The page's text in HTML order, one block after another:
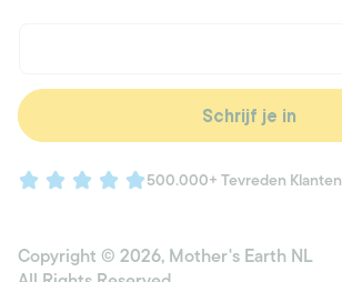
E‑mail
Schrijf je in
500.000+ Tevreden Klanten
Copyright © 2026,Mother's Earth NL